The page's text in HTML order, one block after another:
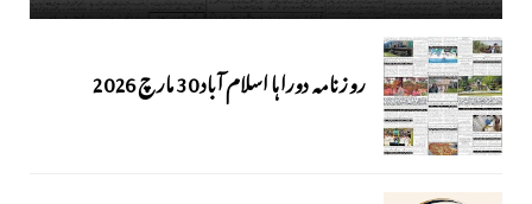
روزنامہ دوراہا اسلام آباد 30 مارچ 2026